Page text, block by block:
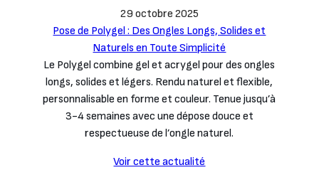
29 octobre 2025
Pose de Polygel : Des Ongles Longs, Solides et
Naturels en Toute Simplicité
Le Polygel combine gel et acrygel pour des ongles
longs, solides et légers. Rendu naturel et flexible,
personnalisable en forme et couleur. Tenue jusqu’à
3-4 semaines avec une dépose douce et
respectueuse de l’ongle naturel.
Voir cette actualité